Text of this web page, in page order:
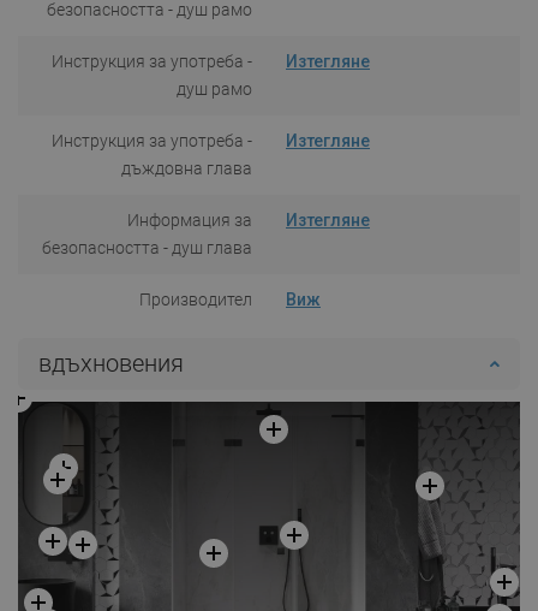
безопасността - душ рамо
Инструкция за употреба -
душ рамо
Изтегляне
Инструкция за употреба -
дъждовна глава
Изтегляне
Информация за
безопасността - душ глава
Изтегляне
Производител Виж
вдъхновения